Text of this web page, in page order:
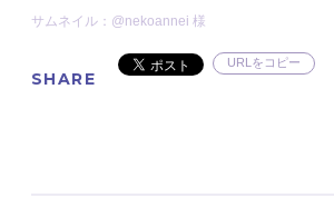
サムネイル：@nekoannei 様
SHARE
URLをコピー